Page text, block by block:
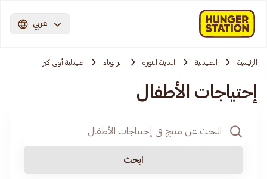
عربي
الرئيسية الصيدلية المدينة المنورة الرانوناء صيدلية أولى كير
إحتياجات الأطفال
ابحث